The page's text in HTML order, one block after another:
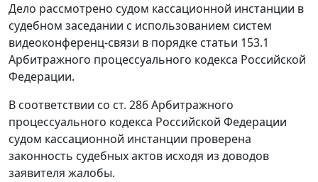
Дело рассмотрено судом кассационной инстанции в
судебном заседании с использованием систем
видеоконференц-связи в порядке статьи 153.1
Арбитражного процессуального кодекса Российской
Федерации.
В соответствии со ст. 286Арбитражного
процессуального кодекса Российской Федерации
судом кассационной инстанции проверена
законность судебных актов исходя из доводов
заявителя жалобы.